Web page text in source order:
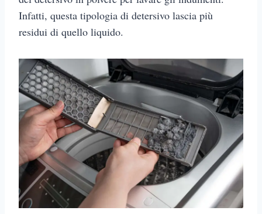
Infatti, questa tipologia di detersivo lascia più
residui di quello liquido.